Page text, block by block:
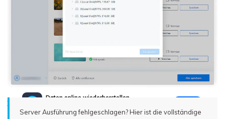
Server Ausführung fehlgeschlagen? Hier ist die vollständige
Daten online wiederherstellen
Verlorene Daten? Jetzt online wiederherstellen!